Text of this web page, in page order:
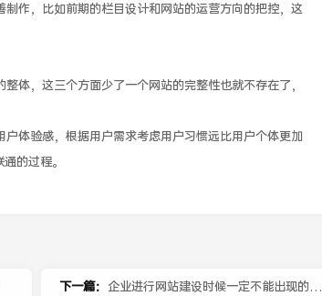
作，比如前期的栏目设计和网站的运营方向的把控，这
，这三个方面少了一个网站的完整性也就不存在了，
体验感，根据用户需求考虑用户习惯远比用户个体更加
的过程。
下一篇： 企业进行网站建设时候一定不能出现的几